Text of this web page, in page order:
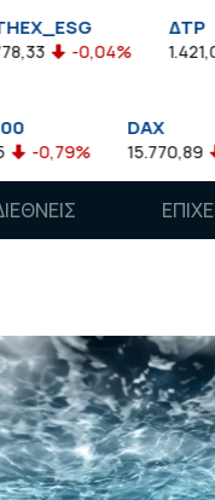
-0,04% 1.421,05
15.770,89 -